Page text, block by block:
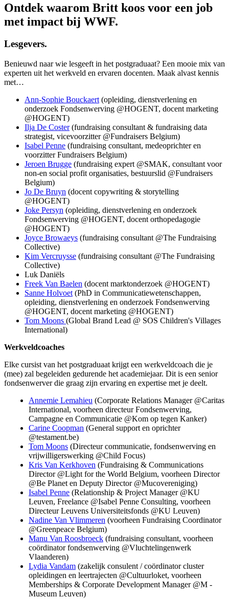
Ontdek waarom Britt koos voor een job
met impact bij WWF.
Lesgevers.
Benieuwd naar wie lesgeeft in het postgraduaat? Een mooie mix van
experten uit het werkveld en ervaren docenten. Maak alvast kennis
met…
Ann-Sophie Bouckaert (opleiding, dienstverlening en
onderzoek Fondsenwerving @HOGENT, docent marketing
@HOGENT)
Ilja De Coster(fundraising consultant & fundraising data
strategist, vicevoorzitter @Fundraisers Belgium)
Isabel Penne (fundraising consultant, medeoprichter en
voorzitter Fundraisers Belgium)
Jeroen Brugge (fundraising expert @SMAK, consultant voor
non-en social profit organisaties, bestuurslid @Fundraisers
Belgium)
Jo De Bruyn (docent copywriting & storytelling
@HOGENT)
Joke Persyn (opleiding, dienstverlening en onderzoek
Fondsenwerving @HOGENT, docent orthopedagogie
@HOGENT)
Joyce Browaeys (fundraising consultant @The Fundraising
Collective)
Kim Vercruysse (fundraising consultant @The Fundraising
Collective)
Luk Daniëls
Freek Van Baelen (docent marktonderzoek @HOGENT)
Sanne Holvoet (PhD in Communicatiewetenschappen,
opleiding, dienstverlening en onderzoek Fondsenwerving
@HOGENT, docent marketing @HOGENT)
Tom Moons (Global Brand Lead @ SOS Children's Villages
International)
Werkveldcoaches
Elke cursist van het postgraduaat krijgt een werkveldcoach die je
(mee) zal begeleiden gedurende het academiejaar. Dit is een senior
fondsenwerver die graag zijn ervaring en expertise met je deelt.
Annemie Lemahieu (Corporate Relations Manager @Caritas
International, voorheen directeur Fondsenwerving,
Campagne en Communicatie @Kom op tegen Kanker)
Carine Coopman (General support en oprichter
@testament.be)
Tom Moons (Directeur communicatie, fondsenwerving en
vrijwilligerswerking @Child Focus)
Kris Van Kerkhoven (Fundraising & Communications
Director @Light for the World Belgium, voorheen Director
@Be Planet en Deputy Director @Mucovereniging)
Isabel Penne (Relationship & Project Manager @KU
Leuven, Freelance @Isabel Penne Consulting, voorheen
Directeur Leuvens Universiteitsfonds @KU Leuven)
Nadine Van Vlimmeren (voorheen Fundraising Coordinator
@Greenpeace Belgium)
Manu Van Roosbroeck (fundraising consultant, voorheen
coördinator fondsenwerving @Vluchtelingenwerk
Vlaanderen)
Lydia Vandam (zakelijk consulent / coördinator cluster
opleidingen en leertrajecten @Cultuurloket, voorheen
Memberships & Corporate Development Manager @M -
Museum Leuven)